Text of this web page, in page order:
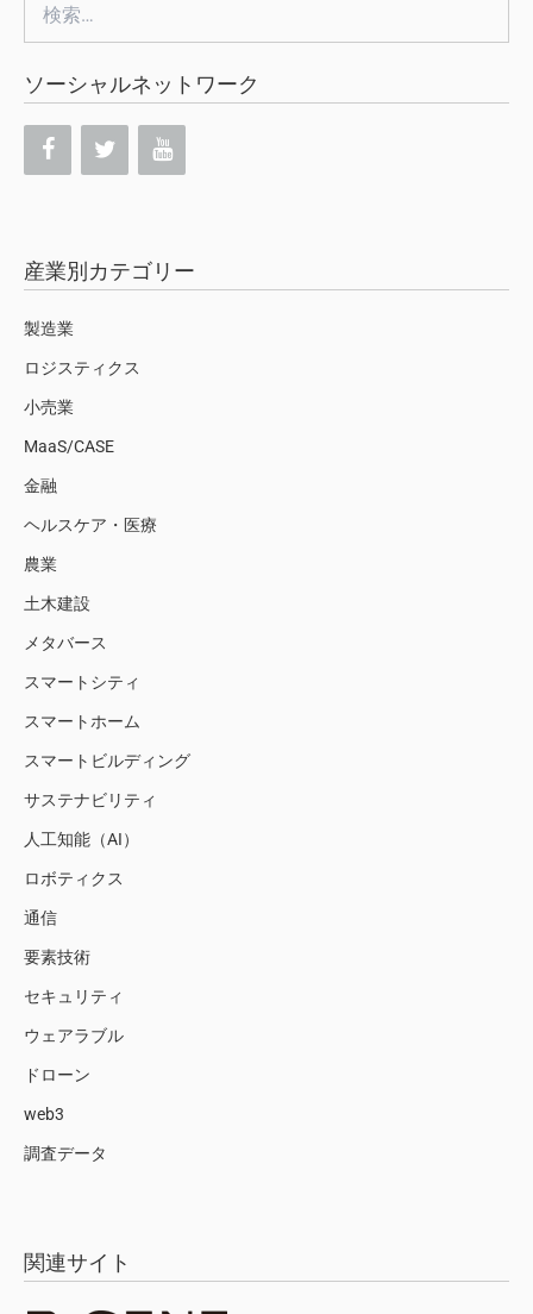
索:
ソーシャルネットワーク
産業別カテゴリー
製造業
ロジスティクス
小売業
MaaS/CASE
金融
ヘルスケア・医療
農業
土木建設
メタバース
スマートシティ
スマートホーム
スマートビルディング
サステナビリティ
人工知能（AI）
ロボティクス
通信
要素技術
セキュリティ
ウェアラブル
ドローン
web3
調査データ
関連サイト